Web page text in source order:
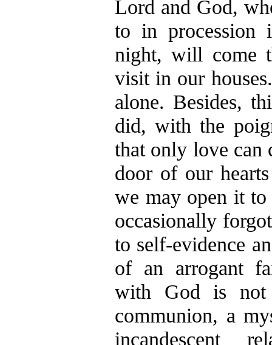
Lord and God,
to in procession
night, will come
visit in our
alone. Besides,
did, with the
that only love can
door of our
we may open it
occasionally
to self-evidence
of an arrogant
with God is
communion, a
incandescent